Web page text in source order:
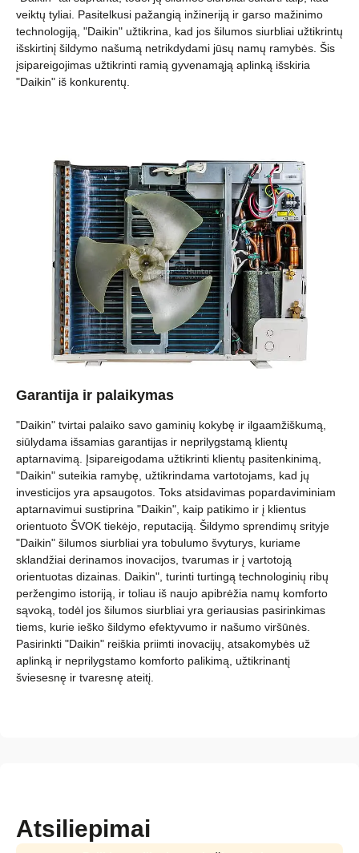
veiktų tyliai. Pasitelkusi pažangią inžineriją ir garso mažinimo
technologiją, "Daikin" užtikrina, kad jos šilumos siurbliai užtikrintų
išskirtinį šildymo našumą netrikdydami jūsų namų ramybės. Šis
įsipareigojimas užtikrinti ramią gyvenamąją aplinką išskiria
"Daikin" iš konkurentų.
Garantija ir palaikymas
"Daikin" tvirtai palaiko savo gaminių kokybę ir ilgaamžiškumą,
siūlydama išsamias garantijas ir neprilygstamą klientų
aptarnavimą. Įsipareigodama užtikrinti klientų pasitenkinimą,
"Daikin" suteikia ramybę, užtikrindama vartotojams, kad jų
investicijos yra apsaugotos. Toks atsidavimas popardaviminiam
aptarnavimui sustiprina "Daikin", kaip patikimo ir į klientus
orientuoto ŠVOK tiekėjo, reputaciją. Šildymo sprendimų srityje
"Daikin" šilumos siurbliai yra tobulumo švyturys, kuriame
sklandžiai derinamos inovacijos, tvarumas ir į vartotoją
orientuotas dizainas. Daikin", turinti turtingą technologinių ribų
peržengimo istoriją, ir toliau iš naujo apibrėžia namų komforto
sąvoką, todėl jos šilumos siurbliai yra geriausias pasirinkimas
tiems, kurie ieško šildymo efektyvumo ir našumo viršūnės.
Pasirinkti "Daikin" reiškia priimti inovacijų, atsakomybės už
aplinką ir neprilygstamo komforto palikimą, užtikrinantį
šviesesnę ir tvaresnę ateitį.
Atsiliepimai